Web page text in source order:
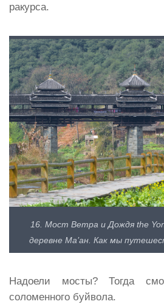
ракурса.
16. Мост Ветра и Дождя the
деревне Ма’ан. Как мы
Надоели мосты? Тогда
соломенного буйвола.